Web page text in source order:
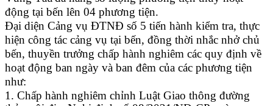
động tại bến lên 04 phương tiện.
Đại diện Cảng vụ ĐTNĐ số 5 tiến hành kiểm tra, thực
hiện công tác cảng vụ tại bến, đồng thời nhắc nhở chủ
bến, thuyền trưởng chấp hành nghiêm các quy định về
hoạt động ban ngày và ban đêm của các phương tiện
như:
1. Chấp hành nghiêm chỉnh Luật Giao thông đường